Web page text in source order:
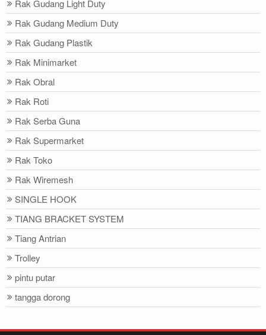
Rak Gudang Light Duty
Rak Gudang Medium Duty
Rak Gudang Plastik
Rak Minimarket
Rak Obral
Rak Roti
Rak Serba Guna
Rak Supermarket
Rak Toko
Rak Wiremesh
SINGLE HOOK
TIANG BRACKET SYSTEM
Tiang Antrian
Trolley
pintu putar
tangga dorong